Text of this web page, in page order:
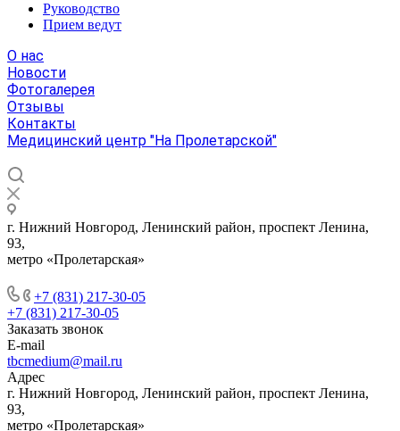
Руководство
Прием ведут
О нас
Новости
Фотогалерея
Отзывы
Контакты
Медицинский центр "На Пролетарской"
г. Нижний Новгород, Ленинский район, проспект Ленина,
93,
метро «Пролетарская»
+7 (831) 217-30-05
+7 (831) 217-30-05
Заказать звонок
E-mail
tbcmedium@mail.ru
Адрес
г. Нижний Новгород, Ленинский район, проспект Ленина,
93,
метро «Пролетарская»